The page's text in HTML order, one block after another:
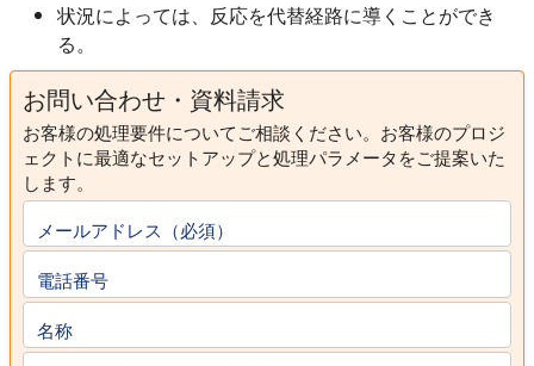
状況によっては、反応を代替経路に導くことができ
る。
お問い合わせ・資料請求
お客様の処理要件についてご相談ください。お客様のプロジ
ェクトに最適なセットアップと処理パラメータをご提案いた
します。
メールアドレス（必須）
電話番号
名称